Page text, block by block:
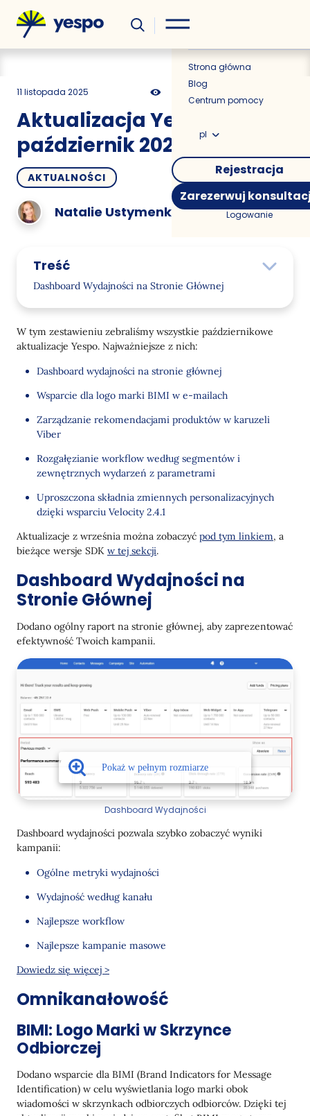
Aktualności
Strona główna
Blog
Centrum pomocy
pl
Rejestracja
Zarezerwuj
Logowanie
11 listopada 2025
AKTUALNOŚCI
Aktualizacja Yespo na
październik 2025
Natalie Ustymenko
Treść
Dashboard Wydajności na Stronie Głównej
Omnikanałowość
BIMI: Logo Marki w Skrzynce Odbiorczej
Kodowania w Edytorze
Etykieta Analityczna w Mobile Push
Telegram: Śledzenie Kliknięć w Przycisk z
Danymi Zwrotnymi
Widgety
Inne aktualizacje
Blok Gałęzi: Sprawdzanie Segmentów i
Zewnętrznych Zdarzeń z Parametrami
Velocity 2.4.1: Łatwiejsza Praca z Zmiennymi
Testowanie Webhooka
Nowy Operator Daty
W tym zestawieniu zebraliśmy wszystkie październikowe
aktualizacje Yespo. Najważniejsze z nich:
Dashboard wydajności na stronie głównej
Wsparcie dla logo marki BIMI w e-mailach
Zarządzanie rekomendacjami produktów w karuzeli
Viber
Rozgałęzianie workflow według segmentów i
zewnętrznych wydarzeń z parametrami
Uproszczona składnia zmiennych personalizacyjnych
dzięki wsparciu Velocity 2.4.1
Aktualizacje z września można zobaczyć pod tym linkiem, a
bieżące wersje SDK w tej sekcji.
Dashboard Wydajności na
Stronie Głównej
Dodano ogólny raport na stronie głównej, aby zaprezentować
efektywność Twoich kampanii.
Dashboard Wydajności
Dashboard wydajności pozwala szybko zobaczyć wyniki
kampanii:
Ogólne metryki wydajności
Wydajność według kanału
Najlepsze workflow
Najlepsze kampanie masowe
Dowiedz się więcej >
Omnikanałowość
BIMI: Logo Marki w Skrzynce
Odbiorczej
Dodano wsparcie dla BIMI (Brand Indicators for Message
Identification) w celu wyświetlania logo marki obok
wiadomości w skrzynkach odbiorczych odbiorców. Dzięki tej